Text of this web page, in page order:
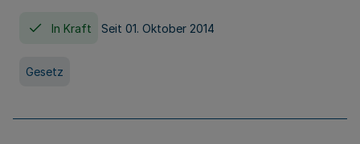
In Kraft Seit 01. Oktober 2014
Gesetz